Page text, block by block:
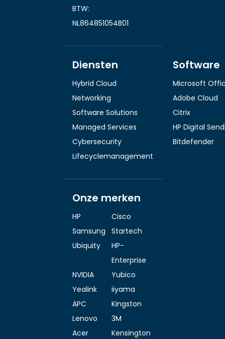
BTW:
NL864851054B01
Diensten
Hybrid Cloud
Networking
Software Solutions
Managed Services
Cybersecurity
Lifecyclemanagement
Software
Microsoft
Adobe Cloud
Citrix
HP Digital
Bitdefender
Onze merken
HP
Cisco
Samsung
Startech
Ubiquity
HP-
Enterprise
NVIDIA
Yubico
Yealink
iiyama
APC
Kingston
Lenovo
3M
Acer
Kensington